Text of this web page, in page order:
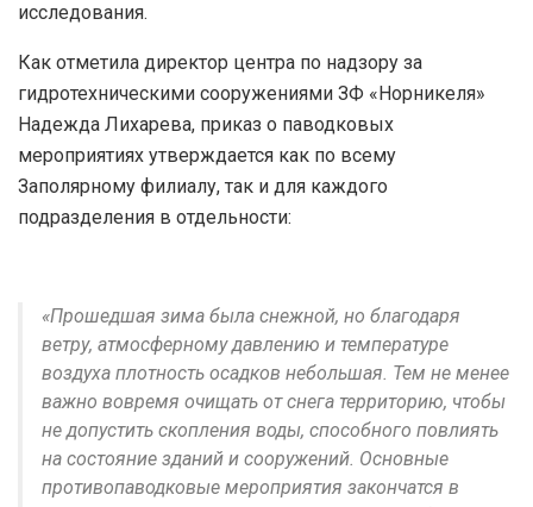
исследования.
Как отметила директор центра по надзору за
гидротехническими сооружениями ЗФ «Норникеля»
Надежда Лихарева, приказ о паводковых
мероприятиях утверждается как по всему
Заполярному филиалу, так и для каждого
подразделения в отдельности:
«Прошедшая зима была снежной, но благодаря
ветру, атмосферному давлению и температуре
воздуха плотность осадков небольшая. Тем не менее
важно вовремя очищать от снега территорию, чтобы
не допустить скопления воды, способного повлиять
на состояние зданий и сооружений. Основные
противопаводковые мероприятия закончатся в